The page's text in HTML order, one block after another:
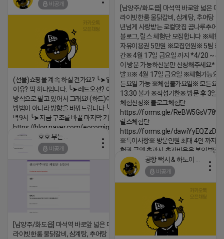
https://m.blog.naver.com/wlgus1647/224253846149
2026-04-18 17:23
[남양주/화도읍] 마석역 바로앞 넓은 매
라이빗한룸 물닭갈비, 삼계탕, 추어탕 맛
년넘게 사랑받는 로컬맛집 곰나루추어
블로그, 릴스 체험단 모집합니다 ※체험
자유이용권 5만원 ※모집인원※ 5팀 ※
간※ 4월 17일 금요일 까지 *4/20 ~ 4/
이 방문 가능하신분만 신청해주세요* ※
발표※ 4월 17일 금요일 ※체험가능요
든요일 가능 ※체험불가요일※ 모든요
13:30 불가 ※작성기한※ 방문 후 3일
체험신청※ 블로그체험단
https://forms.gle/
릴스체험단
https://forms.gle/
※특이사항※ 방문인원 최대 4인 까지
험권 금액 초과시 초과비용은 본인부담
2026-04-18 17:18
비공개
(선물)쇼핑몰 계속 하실 건가요? ╰➤열심히 해도 안되는
이유? 딱 하나입니다. ╰➤레드오션? 아니요! ╰➤모두 같은
방식으로 팔고 있어서 그래요! (하트)이번엔 다릅니다. ╰➤
방법이 아니라 방향을 바꿔드립니다 ╰➤4월 21일(화) 저
녁9시 ╰➤지금 구조를 바꿀 마지막 기회
https://blog.naver.com/eocomim/224250518436
2026-04-18 17:15
비공개
[남양주/화도읍] 마석역 바로앞 넓은 매장과, 프
라이빗한룸 물닭갈비, 삼계탕, 추어탕 맛집 10
비공개